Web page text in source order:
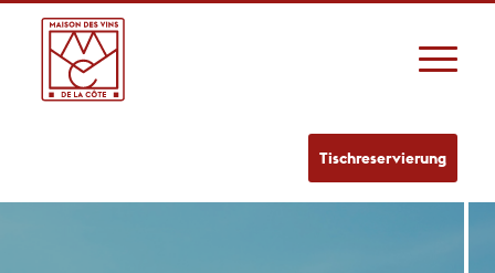
Tischreservierung